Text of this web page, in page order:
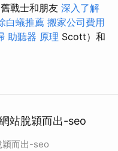
戰士和朋友 深入了解
白蟻推薦 搬家公司費用
助聽器 原理 Scott）和
站脫穎而出-seo
穎而出-seo